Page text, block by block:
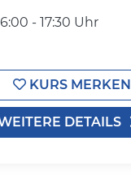
- 17:30 Uhr
KURS MERKEN
DETAILS